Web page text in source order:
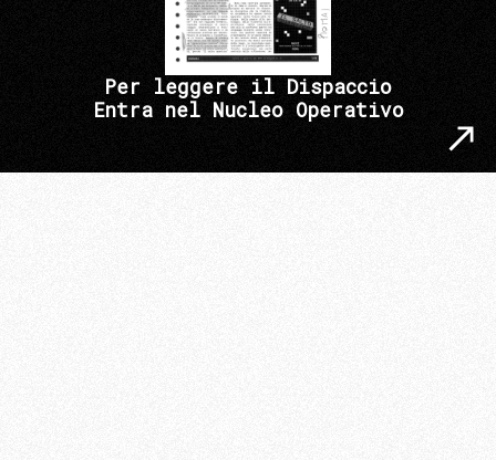
Per leggere il Dispaccio
Entra nel Nucleo Operativo